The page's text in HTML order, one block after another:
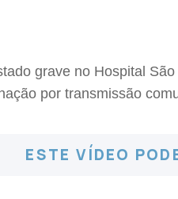
grave no Hospital
por transmissão
ESTE VÍDEO